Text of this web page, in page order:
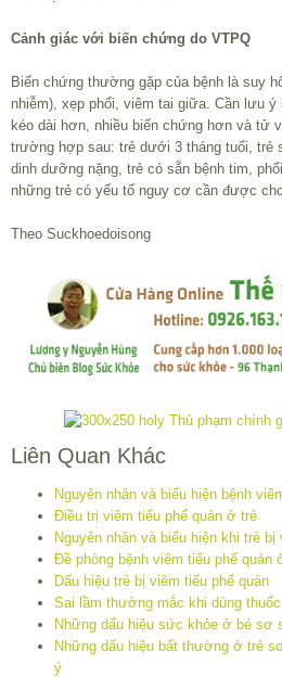
Cảnh giác với biến chứng do VTPQ
Biến chứng thường gặp của bệnh là suy
nhiễm), xẹp phổi, viêm tai giữa. Cần lưu
kéo dài hơn, nhiều biến chứng hơn và tử
trường hợp sau: trẻ dưới 3 tháng tuổi, trẻ
dinh dưỡng nặng, trẻ có sẵn bệnh tim,
những trẻ có yếu tố nguy cơ cần được
Theo Suckhoedoisong
Liên Quan Khác
Nguyên nhân và biểu hiện bệnh
Điều trị viêm tiểu phế quản ở trẻ
Nguyên nhân và biểu hiện khi trẻ bị
Đề phòng bệnh viêm tiểu phế
Dấu hiệu trẻ bị viêm tiểu phế quản
Sai lầm thường mắc khi dùng
Những dấu hiệu sức khỏe ở bé sơ
Những dấu hiệu bất thường ở trẻ
ý